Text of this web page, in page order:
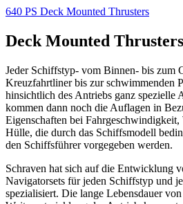
640 PS Deck Mounted Thrusters
Deck Mounted Thrusters
Jeder Schiffstyp- vom Binnen- bis zum
Kreuzfahrtliner bis zur schwimmenden
hinsichtlich des Antriebs ganz spezielle
kommen dann noch die Auflagen in
Eigenschaften bei
Hülle, die durch das Schiffsmodell
den Schiffsführer vorgegeben werden.
Schraven hat sich auf die Entwicklung
Navigatorsets für jeden Schiffstyp und
spezialisiert. Die lange Lebensdauer